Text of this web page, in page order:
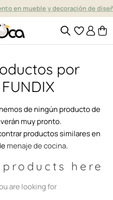
en mueble y decoración de
por
de ningún producto de
muy pronto.
productos similares en
menaje de cocina.
here
are looking for